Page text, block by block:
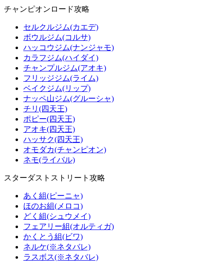
チャンピオンロード攻略
セルクルジム(カエデ)
ボウルジム(コルサ)
ハッコウジム(ナンジャモ)
カラフジム(ハイダイ)
チャンプルジム(アオキ)
フリッジジム(ライム)
ベイクジム(リップ)
ナッペ山ジム(グルーシャ)
チリ(四天王)
ポピー(四天王)
アオキ(四天王)
ハッサク(四天王)
オモダカ(チャンピオン)
ネモ(ライバル)
スターダストストリート攻略
あく組(ピーニャ)
ほのお組(メロコ)
どく組(シュウメイ)
フェアリー組(オルティガ)
かくとう組(ビワ)
ネルケ(※ネタバレ)
ラスボス(※ネタバレ)